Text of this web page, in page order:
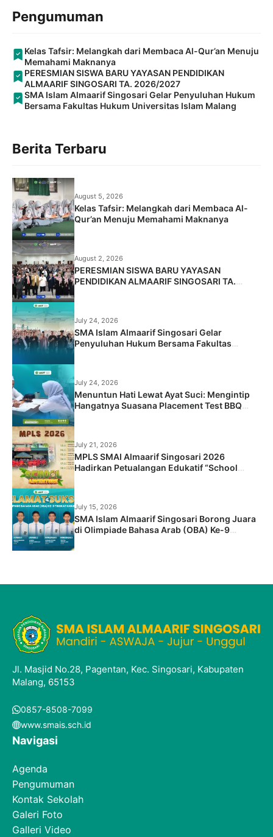
Pengumuman
Kelas Tafsir: Melangkah dari Membaca Al-Qur’an Menuju
Memahami Maknanya
PERESMIAN SISWA BARU YAYASAN PENDIDIKAN
ALMAARIF SINGOSARI TA. 2026/2027
SMA Islam Almaarif Singosari Gelar Penyuluhan Hukum
Bersama Fakultas Hukum Universitas Islam Malang
Berita Terbaru
August 5, 2026
Kelas Tafsir: Melangkah dari Membaca Al-
Qur’an Menuju Memahami Maknanya
August 2, 2026
PERESMIAN SISWA BARU YAYASAN
PENDIDIKAN ALMAARIF SINGOSARI TA.
July 24, 2026
SMA Islam Almaarif Singosari Gelar
Penyuluhan Hukum Bersama Fakultas
July 24, 2026
Menuntun Hati Lewat Ayat Suci: Mengintip
Hangatnya Suasana Placement Test BBQ
July 21, 2026
MPLS SMAI Almaarif Singosari 2026
Hadirkan Petualangan Edukatif “School
July 15, 2026
SMA Islam Almaarif Singosari Borong Juara
di Olimpiade Bahasa Arab (OBA) Ke-9
Jl. Masjid No.28, Pagentan, Kec. Singosari, Kabupaten
Malang, 65153
0857-8508-7099
www.smais.sch.id
Navigasi
Agenda
Pengumuman
Kontak Sekolah
Galeri Foto
Galleri Video